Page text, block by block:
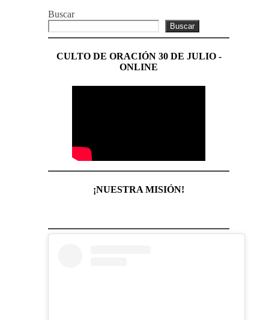
Buscar
Buscar
CULTO DE ORACIÓN 30 DE JULIO -
ONLINE
¡NUESTRA MISIÓN!